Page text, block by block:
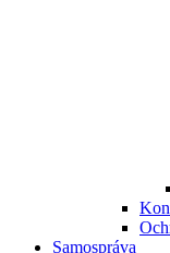
Samospráva